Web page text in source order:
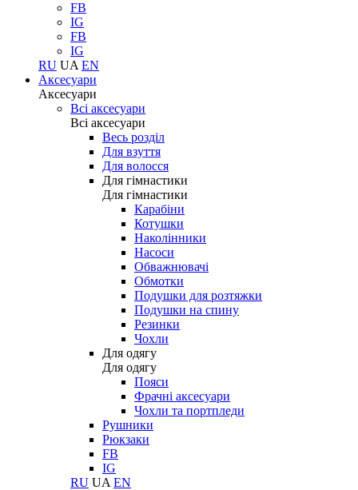
FB
IG
FB
IG
RU UA EN
Аксесуари
Аксесуари
Всі аксесуари
Всі аксесуари
Весь розділ
Для взуття
Для волосся
Для гімнастики
Для гімнастики
Карабіни
Котушки
Наколінники
Насоси
Обважнювачі
Обмотки
Подушки для розтяжки
Подушки на спину
Резинки
Чохли
Для одягу
Для одягу
Пояси
Фрачні аксесуари
Чохли та портпледи
Рушники
Рюкзаки
FB
IG
RU UA EN